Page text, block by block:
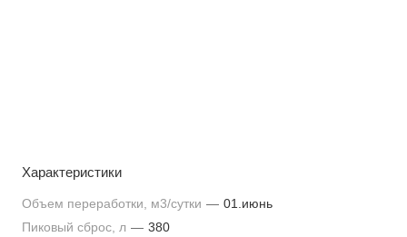
Характеристики
Объем переработки, м3/сутки — 01.июнь
Пиковый сброс, л — 380